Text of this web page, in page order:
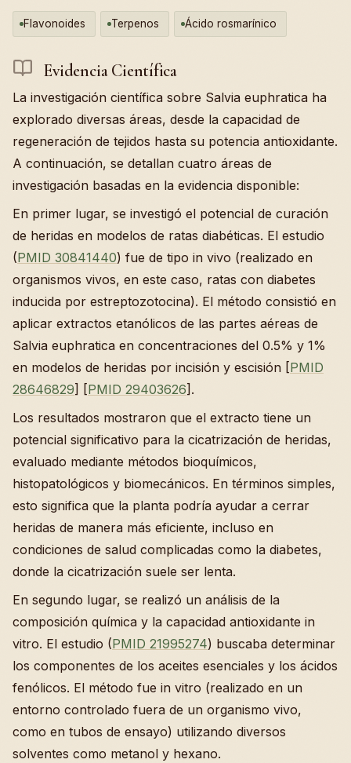
Flavonoides Terpenos Ácido rosmarínico
Evidencia Científica
La investigación científica sobre Salvia euphratica ha
explorado diversas áreas, desde la capacidad de
regeneración de tejidos hasta su potencia antioxidante.
A continuación, se detallan cuatro áreas de
investigación basadas en la evidencia disponible:
En primer lugar, se investigó el potencial de curación
de heridas en modelos de ratas diabéticas. El estudio
(PMID 30841440) fue de tipo in vivo (realizado en
organismos vivos, en este caso, ratas con diabetes
inducida por estreptozotocina). El método consistió en
aplicar extractos etanólicos de las partes aéreas de
Salvia euphratica en concentraciones del 0.5% y 1%
en modelos de heridas por incisión y escisión [PMID
28646829] [PMID 29403626].
Los resultados mostraron que el extracto tiene un
potencial significativo para la cicatrización de heridas,
evaluado mediante métodos bioquímicos,
histopatológicos y biomecánicos. En términos simples,
esto significa que la planta podría ayudar a cerrar
heridas de manera más eficiente, incluso en
condiciones de salud complicadas como la diabetes,
donde la cicatrización suele ser lenta.
En segundo lugar, se realizó un análisis de la
composición química y la capacidad antioxidante in
vitro. El estudio (PMID 21995274) buscaba determinar
los componentes de los aceites esenciales y los ácidos
fenólicos. El método fue in vitro (realizado en un
entorno controlado fuera de un organismo vivo,
como en tubos de ensayo) utilizando diversos
solventes como metanol y hexano.